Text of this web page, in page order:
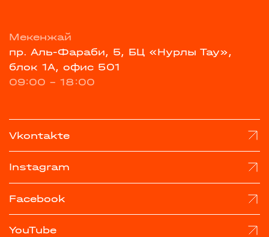
Мекенжай
пр. Аль-Фараби, 5, БЦ «Нурлы Тау»,
блок 1А, офис 501
09:00 - 18:00
Vkontakte
Instagram
Facebook
YouTube